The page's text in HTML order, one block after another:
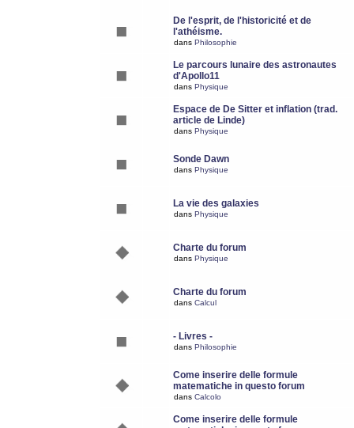
De l'esprit, de l'historicité et de
l'athéisme.
dans Philosophie
Le parcours lunaire des astronautes
d'Apollo11
dans Physique
Espace de De Sitter et inflation (trad.
article de Linde)
dans Physique
Sonde Dawn
dans Physique
La vie des galaxies
dans Physique
Charte du forum
dans Physique
Charte du forum
dans Calcul
- Livres -
dans Philosophie
Come inserire delle formule
matematiche in questo forum
dans Calcolo
Come inserire delle formule